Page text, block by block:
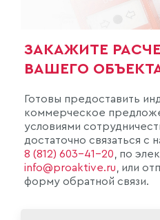
ЗАКАЖИТЕ
ВАШЕГО
Готовы предоставить
коммерческое
условиями
достаточно связаться с
8 (812) 603-41-20, по
info@proaktive.ru, или
форму обратной связи.